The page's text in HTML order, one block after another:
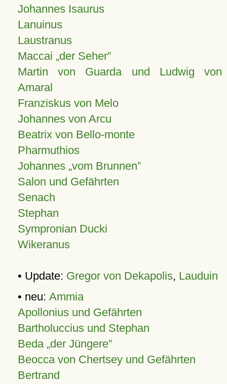
Johannes Isaurus
Lanuinus
Laustranus
Maccai „der Seher”
Martin von Guarda und Ludwig von
Amaral
Franziskus von Melo
Johannes von Arcu
Beatrix von Bello-monte
Pharmuthios
Johannes vom Brunnen
Salon und Gefährten
Senach
Stephan
Sympronian Ducki
Wikeranus
• Update: Gregor von Dekapolis, Lauduin
• neu: Ammia
Apollonius und Gefährten
Bartholuccius und Stephan
Beda „der Jüngere”
Beocca von Chertsey und Gefährten
Bertrand